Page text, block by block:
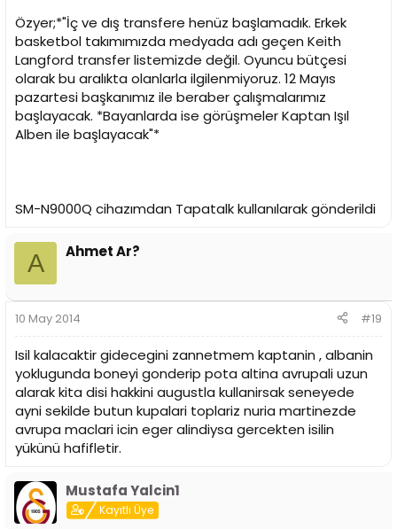
Özyer;*"İç ve dış transfere henüz başlamadık. Erkek
basketbol takımımızda medyada adı geçen Keith
Langford transfer listemizde değil. Oyuncu bütçesi
olarak bu aralıkta olanlarla ilgilenmiyoruz. 12 Mayıs
pazartesi başkanımız ile beraber çalışmalarımız
başlayacak. *Bayanlarda ise görüşmeler Kaptan Işıl
Alben ile başlayacak"*
SM-N9000Q cihazımdan Tapatalk kullanılarak gönderildi
A Ahmet Ar?
10 May 2014 #19
Isil kalacaktir gidecegini zannetmem kaptanin , albanin
yoklugunda boneyi gonderip pota altina avrupali uzun
alarak kita disi hakkini augustla kullanirsak seneyede
ayni sekilde butun kupalari toplariz nuria martinezde
avrupa maclari icin eger alindiysa gercekten isilin
yükünü hafifletir.
Mustafa Yalcin1
Kayıtlı Üye